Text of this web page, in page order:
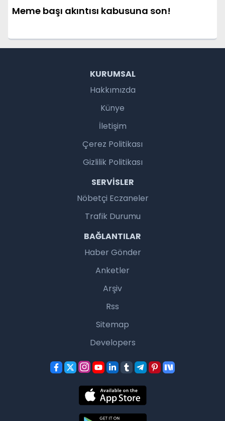
Meme başı akıntısı kabusuna son!
KURUMSAL
Hakkımızda
Künye
İletişim
Çerez Politikası
Gizlilik Politikası
SERVISLER
Nöbetçi Eczaneler
Trafik Durumu
BAĞLANTILAR
Haber Gönder
Anketler
Arşiv
Rss
Sitemap
Developers